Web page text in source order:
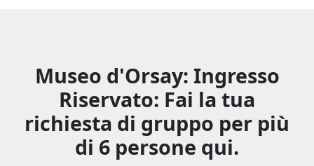
Museo d'Orsay: Ingresso
Riservato: Fai la tua
richiesta di gruppo per più
di 6 persone qui.